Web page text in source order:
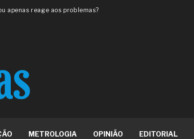
apenas reage aos problemas?
má-fé para tentar criar uma
ISO
metabólica
ânus
de ovário
da fadiga crônica
METROLOGIA OPINIÃO EDITORIAL